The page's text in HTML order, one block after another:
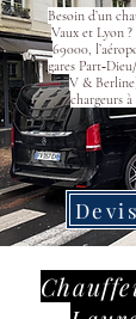
Besoin d’un
Vaux et Lyon ?
69000,
gares
V &
chargeurs